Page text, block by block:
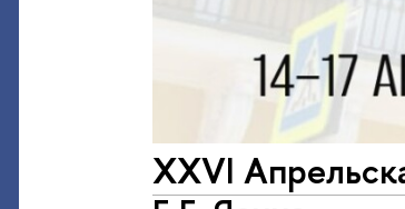
XXVI